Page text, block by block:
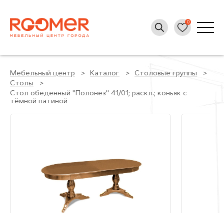
Мебельный центр Каталог
Столовые группы
Столы
Стол обеденный "Полонез" 41/01; раскл.; коньяк с
тёмной патиной